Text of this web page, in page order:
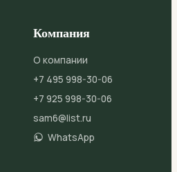
Компания
О компании
+7 495 998-30-06
+7 925 998-30-06
sam6@list.ru
WhatsApp